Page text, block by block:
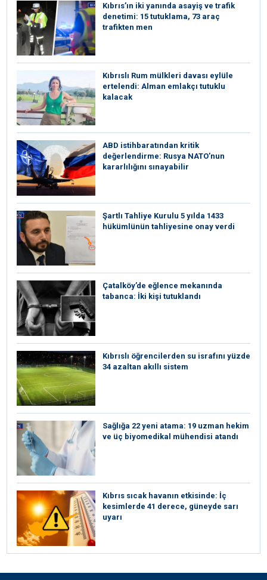
Kıbrıs’ın iki yanında asayiş ve trafik
denetimi: 15 tutuklama, 73 araç
trafikten men
Kıbrıslı Rum mülkleri davası eylüle
ertelendi: Alman emlakçı tutuklu
kalacak
ABD istihbaratından kritik
değerlendirme: Rusya NATO’nun
kararlılığını sınayabilir
Şartlı Tahliye Kurulu 5 yılda 1433
hükümlünün tahliyesine onay verdi
Çatalköy’de eğlence mekanında
tabanca: İki kişi tutuklandı
Kıbrıslı öğrencilerden su israfını yüzde
34 azaltan akıllı sistem
Sağlığa 22 yeni atama: 19 uzman hekim
ve üç biyomedikal mühendisi atandı
Kıbrıs sıcak havanın etkisinde: İç
kesimlerde 41 derece, güneyde sarı
uyarı